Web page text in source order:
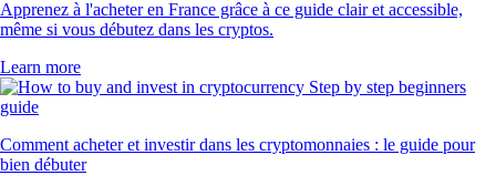
Apprenez à l'acheter en France grâce à ce guide clair et accessible,
même si vous débutez dans les cryptos.
Learn more
Comment acheter et investir dans les cryptomonnaies : le guide pour
bien débuter